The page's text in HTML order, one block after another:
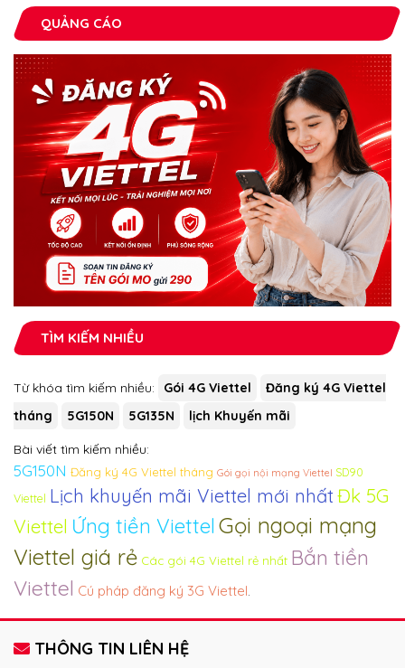
QUẢNG CÁO
TÌM KIẾM NHIỀU
Từ khóa tìm kiếm nhiều: Gói 4G Viettel
Đăng ký 4G Viettel
tháng
5G150N 5G135N lịch Khuyến mãi
Bài viết tìm kiếm nhiều:
5G150N Đăng ký 4G Viettel tháng Gói gọi nội mạng Viettel SD90
Viettel Lịch khuyến mãi Viettel mới nhấtĐk 5G
Viettel Ứng tiền Viettel Gọi ngoại mạng
Viettel giá rẻ Các gói 4G Viettel rẻ nhất Bắn tiền
Viettel Cú pháp đăng ký 3G Viettel.
THÔNG TIN LIÊN HỆ